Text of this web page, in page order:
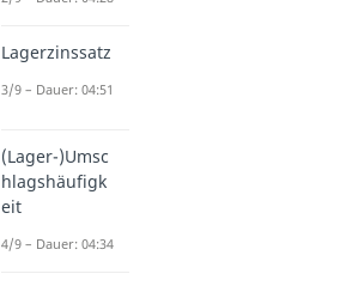
Lagerzinssatz
3/9 – Dauer: 04:51
(Lager-)Umsc
hlagshäufigk
eit
4/9 – Dauer: 04:34